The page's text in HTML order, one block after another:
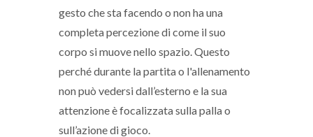
gesto che sta facendo o non ha una
completa percezione di come il suo
corpo si muove nello spazio. Questo
perché durante la partita o l'allenamento
non può vedersi dall’esterno e la sua
attenzione è focalizzata sulla palla o
sull’azione di gioco.